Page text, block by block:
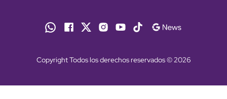
Copyright Todos los derechos reservados © 2026